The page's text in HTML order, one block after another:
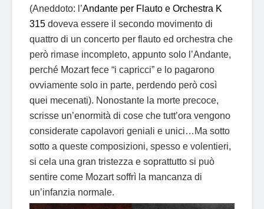
(Aneddoto: l’Andante per Flauto e Orchestra K
315 doveva essere il secondo movimento di
quattro di un concerto per flauto ed orchestra che
però rimase incompleto, appunto solo l’Andante,
perché Mozart fece “i capricci” e lo pagarono
ovviamente solo in parte, perdendo però così
quei mecenati). Nonostante la morte precoce,
scrisse un’enormità di cose che tutt’ora vengono
considerate capolavori geniali e unici…Ma sotto
sotto a queste composizioni, spesso e volentieri,
si cela una gran tristezza e soprattutto si può
sentire come Mozart soffrì la mancanza di
un’infanzia normale.